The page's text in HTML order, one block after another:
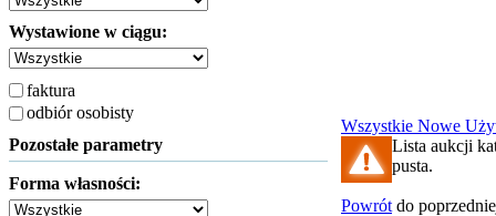
Wystawione w ciągu:
faktura
odbiór osobisty
Pozostałe parametry
Forma własności:
Wszystkie Nowe
Lista aukcji
pusta.
Powrót do